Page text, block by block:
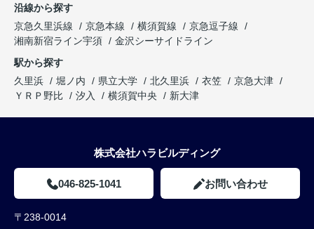
沿線から探す
京急久里浜線
京急本線 横須賀線
京急逗子線
湘南新宿ライン宇須
金沢シーサイドライン
駅から探す
久里浜
堀ノ内 県立大学 北久里浜 衣笠
京急大津
ＹＲＰ野比
汐入 横須賀中央 新大津
株式会社ハラビルディング
046-825-1041 お問い合わせ
〒238-0014